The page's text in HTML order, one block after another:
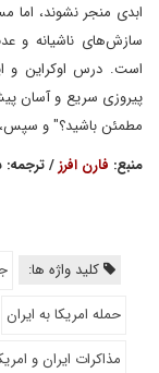
ابدی منجر نشوند، اما
سازش‌های ناشیانه و
است. درس اوکراین و
پیروزی سریع و آسان
مطمئن باشید؟" و سپس،
منبع: فارن افرز/
کلید واژه ها:
حمله امریکا به ایران
مذاکرات ایران و